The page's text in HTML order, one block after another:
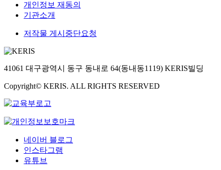
개인정보 재동의
기관소개
저작물 게시중단요청
41061 대구광역시 동구 동내로 64(동내동1119) KERIS빌딩
Copyright© KERIS. ALL RIGHTS RESERVED
네이버 블로그
인스타그램
유튜브